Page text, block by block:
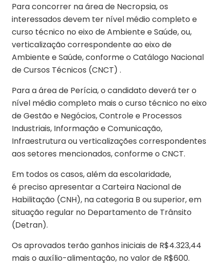
Para concorrer na área de Necropsia, os
interessados devem ter nível médio completo e
curso técnico no eixo de Ambiente e Saúde, ou,
verticalização correspondente ao eixo de
Ambiente e Saúde, conforme o Catálogo Nacional
de Cursos Técnicos (CNCT) .
Para a área de Perícia, o candidato deverá ter o
nível médio completo mais o curso técnico no eixo
de Gestão e Negócios, Controle e Processos
Industriais, Informação e Comunicação,
Infraestrutura ou verticalizações correspondentes
aos setores mencionados, conforme o CNCT.
Em todos os casos, além da escolaridade,
é preciso apresentar a Carteira Nacional de
Habilitação (CNH), na categoria B ou superior, em
situação regular no Departamento de Trânsito
(Detran).
Os aprovados terão ganhos iniciais de R$4.323,44
mais o auxílio-alimentação, no valor de R$600.